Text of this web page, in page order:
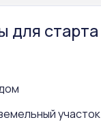
для старта
участок